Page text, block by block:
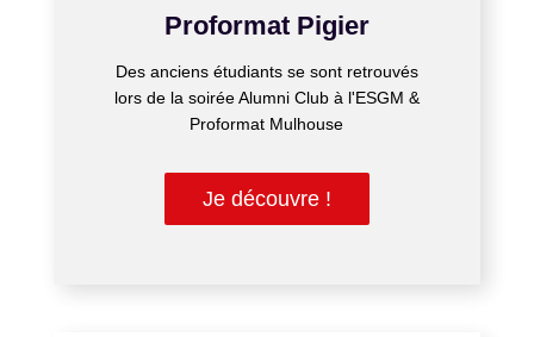
Proformat Pigier
Des anciens étudiants se sont retrouvés
lors de la soirée Alumni Club à l'ESGM &
Proformat Mulhouse
Je découvre !